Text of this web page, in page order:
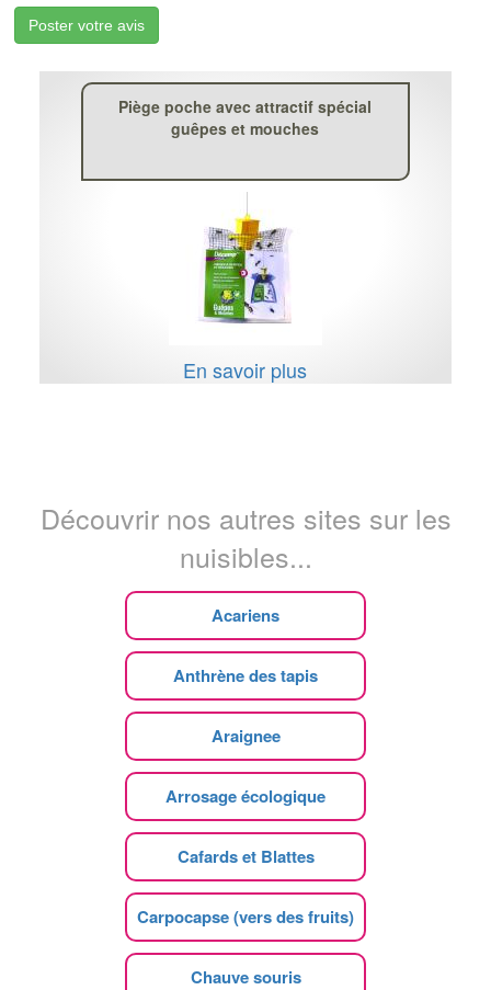
Poster votre avis
Piège poche avec attractif spécial
guêpes et mouches
En savoir plus
Découvrir nos autres sites sur les
nuisibles...
Acariens
Anthrène des tapis
Araignee
Arrosage écologique
Cafards et Blattes
Carpocapse (vers des fruits)
Chauve souris